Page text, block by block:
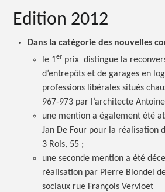
Edition 2012
Dans la catégorie des nouvelles
le 1er prix distingue la
d’entrepôts et de garages en
professions libérales situés
967-973 par l’architecte
une mention a également été
Jan De Four pour la réalisation
3 Rois, 55 ;
une seconde mention a été
réalisation par Pierre Blondel
sociaux rue François Vervloet